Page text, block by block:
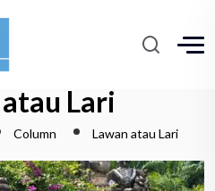
Lari
Column Lawan atau Lari